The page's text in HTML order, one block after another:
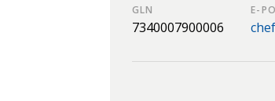
GLN
7340007900006
E-